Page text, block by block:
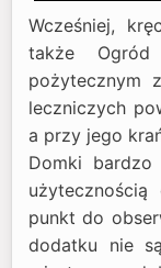
Wcześniej,
także
pożytecznym
leczniczych
a przy jego
Domki bardzo
punkt do
dodatku nie